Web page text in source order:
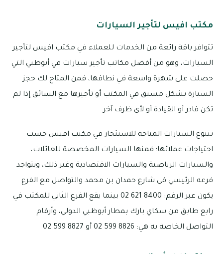
مكتب افيس لتأجير السيارات
تتوافر باقة رائعة من الخدمات للعملاء في مكتب افيس لتأجير
السيارات، وهو من أفضل مكاتب تأجير سيارات في أبوظبي التي
حصلت على شهرة واسعة في نطاقها، فمن المتاح لك حجز
السيارة بشكل مسبق في المكتب أو تأجيرها مع السائق إذا لم
تكن قادر أو القيادة أو لأي ظرف آخر.
تتنوع السيارات المتاحة للاستئجار في مكتب افيس حسب
احتياجات عملائها؛ فمنها السيارات المخصصة للعائلات،
والسيارات الرياضية والسيارات الاقتصادية وغير ذلك، ويتواجد
فرعه الرئيسي في شارع حمدان بن محمد والتواصل مع الفرع
يكون عبر الرقم: 8400 621 02 بينما يقع الفرع الثاني للمكتب في
رابع طابق من سكاي بارك بمطار أبوظبي الدولي، وأرقام
التواصل الخاصة به هي: 8826 599 02 أو 8827 599 02